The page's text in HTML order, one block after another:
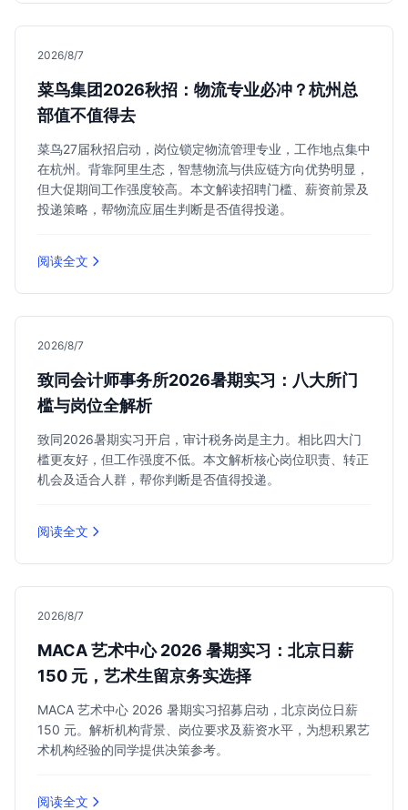
2026/8/7
菜鸟集团2026秋招：物流专业必冲？杭州总
部值不值得去
菜鸟27届秋招启动，岗位锁定物流管理专业，工作地点集中
在杭州。背靠阿里生态，智慧物流与供应链方向优势明显，
但大促期间工作强度较高。本文解读招聘门槛、薪资前景及
投递策略，帮物流应届生判断是否值得投递。
阅读全文
2026/8/7
致同会计师事务所2026暑期实习：八大所门
槛与岗位全解析
致同2026暑期实习开启，审计税务岗是主力。相比四大门
槛更友好，但工作强度不低。本文解析核心岗位职责、转正
机会及适合人群，帮你判断是否值得投递。
阅读全文
2026/8/7
MACA 艺术中心 2026 暑期实习：北京日薪
150 元，艺术生留京务实选择
MACA 艺术中心 2026 暑期实习招募启动，北京岗位日薪
150 元。解析机构背景、岗位要求及薪资水平，为想积累艺
术机构经验的同学提供决策参考。
阅读全文